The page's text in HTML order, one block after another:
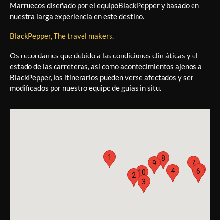
Marruecos diseñado por el equipoBlackPepper y basado en
nuestra larga experiencia en este destino.
BlackPepper, The travel makers.
Os recordamos que debido a las condiciones climáticas y el
estado de las carreteras, así como acontecimientos ajenos a
BlackPepper, los itinerarios pueden verse afectados y ser
modificados por nuestro equipo de guías in situ.
1
2
3
4 5
6
7
8
9
10